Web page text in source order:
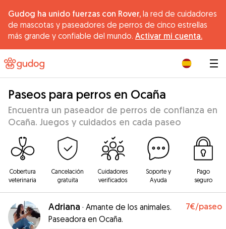
Gudog ha unido fuerzas con Rover, la red de cuidadores
de mascotas y paseadores de perros de cinco estrellas
más grande y confiable del mundo. Activar mi cuenta.
Paseos para perros en Ocaña
Encuentra un paseador de perros de confianza en
Ocaña. Juegos y cuidados en cada paseo
Cobertura
veterinaria
Cancelación
gratuita
Cuidadores
verificados
Soporte y
Ayuda
Pago
seguro
Adriana · Amante de los animales.
Paseadora en Ocaña.
7€/paseo